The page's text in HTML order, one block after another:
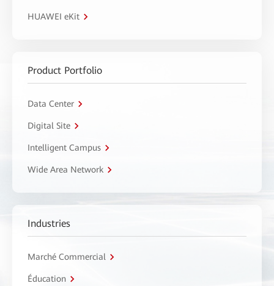
HUAWEI eKit
Product Portfolio
Data Center
Digital Site
Intelligent Campus
Wide Area Network
Industries
Marché Commercial
Éducation